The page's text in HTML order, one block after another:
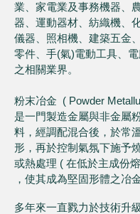
業、家電業及事務機器、
器、運動器材、紡織機、
儀器、照相機、建築五金
零件、手(氣)電動工具、
之相關業界。
粉末冶金 ( Powder
是一門製造金屬與非金屬
料，經調配混合後，於常
形，再於控制氣氛下施予
或熱處理 ( 在低於主成份
，使其成為堅固形體之冶
多年來一直戮力於技術升